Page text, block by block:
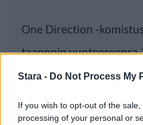
Stara - Do Not Process My
If you wish to opt-out of the
processing of your personal or
One Direction -
taannoin vuoteeseensa
Luetuimmat